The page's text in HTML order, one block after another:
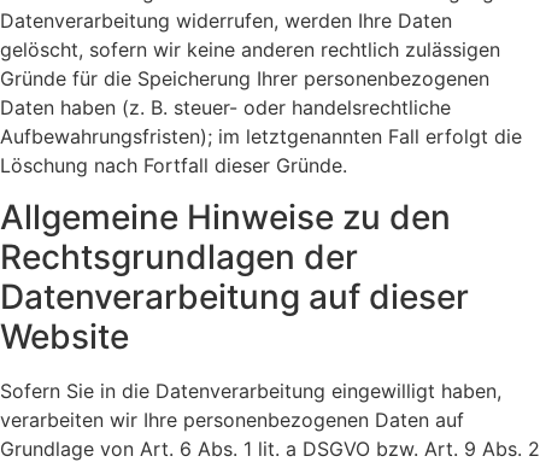
Datenverarbeitung widerrufen, werden Ihre Daten
gelöscht, sofern wir keine anderen rechtlich zulässigen
Gründe für die Speicherung Ihrer personenbezogenen
Daten haben (z. B. steuer- oder handelsrechtliche
Aufbewahrungsfristen); im letztgenannten Fall erfolgt die
Löschung nach Fortfall dieser Gründe.
Allgemeine Hinweise zu den
Rechtsgrundlagen der
Datenverarbeitung auf dieser
Website
Sofern Sie in die Datenverarbeitung eingewilligt haben,
verarbeiten wir Ihre personenbezogenen Daten auf
Grundlage von Art. 6 Abs. 1 lit. a DSGVO bzw. Art. 9 Abs. 2